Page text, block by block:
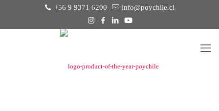
+56 9 9371 6200 info@poychile.cl